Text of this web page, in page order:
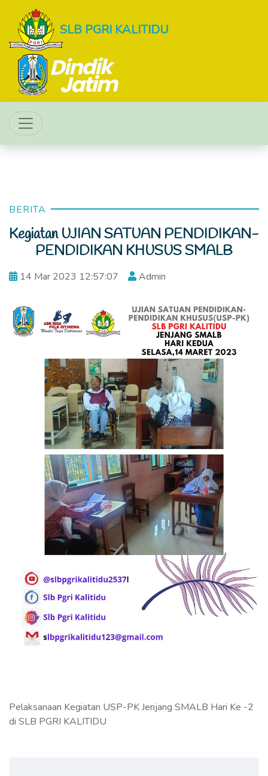
SLB PGRI KALITIDU
BERITA
Kegiatan UJIAN SATUAN PENDIDIKAN-
PENDIDIKAN KHUSUS SMALB
14 Mar 2023 12:57:07 Admin
Pelaksanaan Kegiatan USP-PK Jenjang SMALB Hari Ke -2
di SLB PGRI KALITIDU